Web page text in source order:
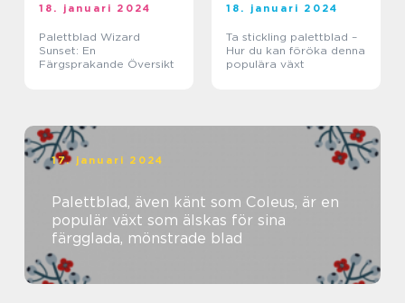
18. januari 2024
Palettblad Wizard
Sunset: En
Färgsprakande Översikt
18. januari 2024
Ta stickling palettblad –
Hur du kan föröka denna
populära växt
17. januari 2024
Palettblad, även känt som Coleus, är en
populär växt som älskas för sina
färgglada, mönstrade blad